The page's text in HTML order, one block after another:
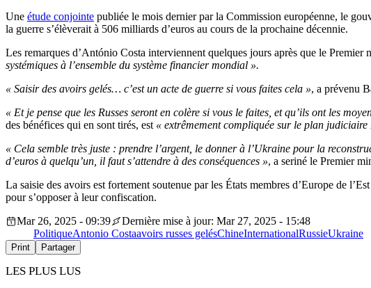
Une étude conjointe publiée le mois dernier par la Commission européenne, le
la guerre s’élèverait à 506 milliards d’euros au cours de la prochaine décennie.
Les remarques d’António Costa interviennent quelques jours après que le
systémiques à l’ensemble du système financier mondial ».
« Saisir des avoirs gelés… c’est un acte de guerre si vous faites cela », a prévenu
« Et je pense que les Russes seront en colère si vous le faites, et qu’ils ont les
des bénéfices qui en sont tirés, est « extrêmement compliquée sur le plan judiciaire
« Cela semble très juste : prendre l’argent, le donner à l’Ukraine pour la
d’euros à quelqu’un, il faut s’attendre à des conséquences », a seriné le Premier
La saisie des avoirs est fortement soutenue par les États membres d’Europe de l’Est
pour s’opposer à leur confiscation.
Mar 26, 2025 - 09:39
Dernière mise à jour: Mar 27, 2025 - 15:48
PolitiqueAntonio Costaavoirs russes gelésChineInternationalRussieUkraine
Print Partager
LES PLUS LUS